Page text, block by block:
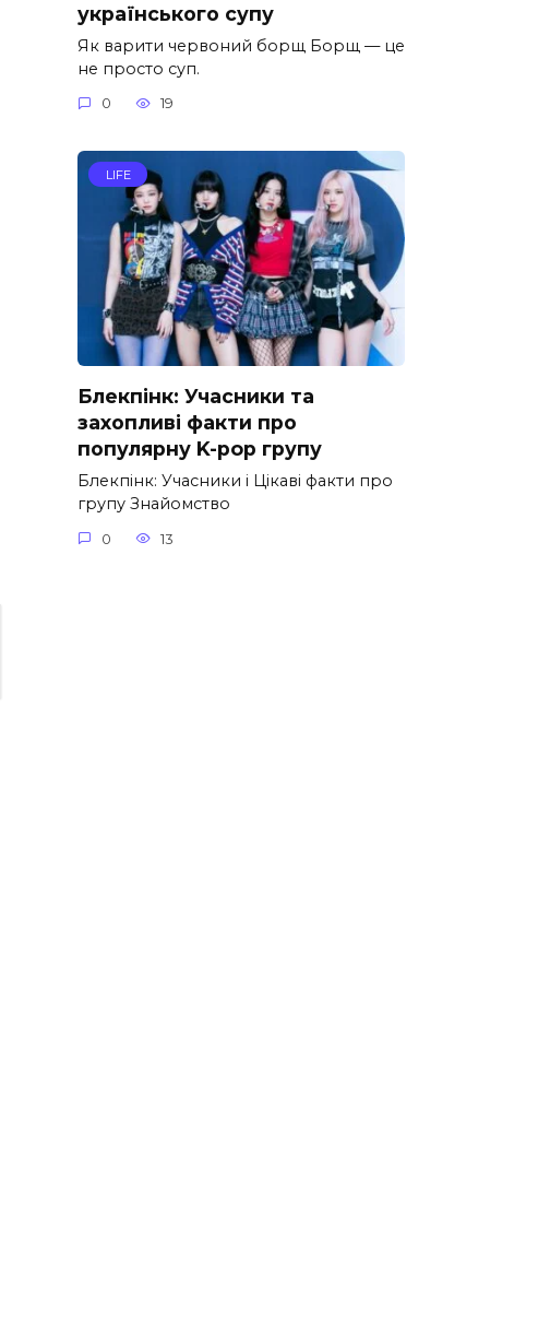
українського супу
Як варити червоний борщ Борщ — це
не просто суп.
0 19
LIFE
Блекпінк: Учасники та
захопливі факти про
популярну K-pop групу
Блекпінк: Учасники і Цікаві факти про
групу Знайомство
0 13